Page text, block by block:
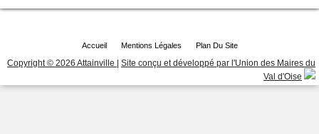
Accueil Mentions Légales Plan Du Site
Copyright © 2026 Attainville | Site conçu et développé par l'Union des Maires du
Val d'Oise